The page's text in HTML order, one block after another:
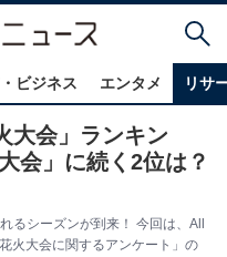
ビジネス エンタメ リサ
大会」ランキン
会」に続く2位は？
るシーズンが到来！ 今回は、All
火大会に関するアンケート」の